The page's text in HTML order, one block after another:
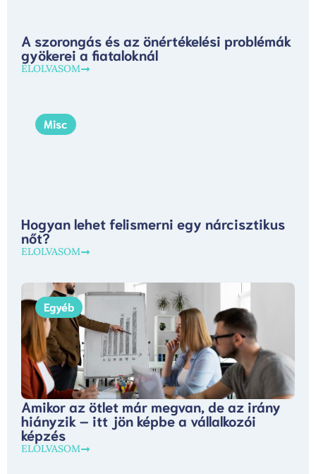
A szorongás és az önértékelési problémák
gyökerei a fiataloknál
ELOLVASOM
Misc
Hogyan lehet felismerni egy nárcisztikus
nőt?
ELOLVASOM
Egyéb
Amikor az ötlet már megvan, de az irány
hiányzik – itt jön képbe a vállalkozói
képzés
ELOLVASOM